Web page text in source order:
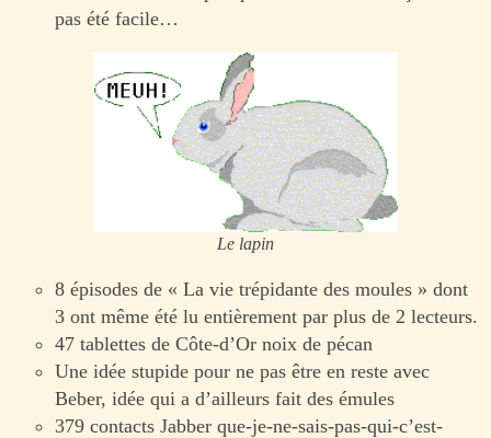
pas été facile…
Le lapin
8 épisodes de « La vie trépidante des moules » dont
3 ont même été lu entièrement par plus de 2 lecteurs.
47 tablettes de Côte-d’Or noix de pécan
Une idée stupide pour ne pas être en reste avec
Beber, idée qui a d’ailleurs fait des émules
379 contacts Jabber que-je-ne-sais-pas-qui-c’est-